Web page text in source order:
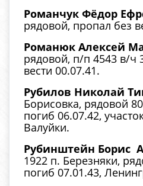
Романчук Фёдор
рядовой, пропал без
Романюк Алексей
рядовой, п/п 4543 в/ч
вести 00.07.41.
Рубилов Николай
Борисовка, рядовой
погиб 06.07.42,
Валуйки.
Рубинштейн Борис
1922 п. Березняки,
погиб 07.01.43,